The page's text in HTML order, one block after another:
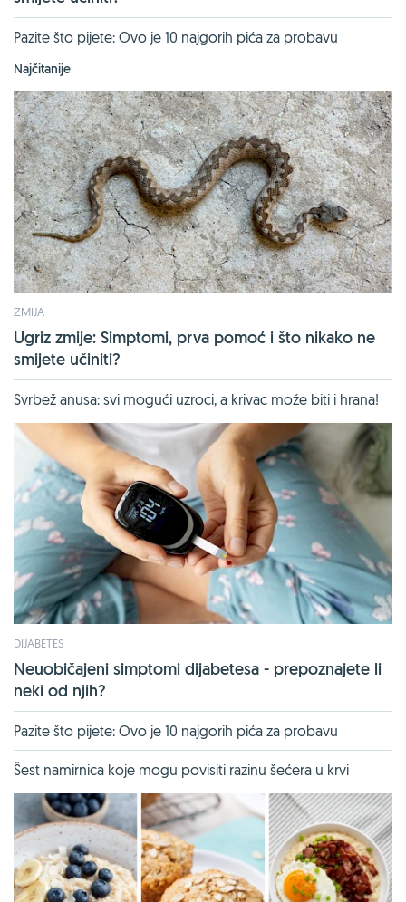
Pazite što pijete: Ovo je 10 najgorih pića za probavu
Najčitanije
ZMIJA
Ugriz zmije: Simptomi, prva pomoć i što nikako ne
smijete učiniti?
Svrbež anusa: svi mogući uzroci, a krivac može biti i hrana!
DIJABETES
Neuobičajeni simptomi dijabetesa - prepoznajete li
neki od njih?
Pazite što pijete: Ovo je 10 najgorih pića za probavu
Šest namirnica koje mogu povisiti razinu šećera u krvi